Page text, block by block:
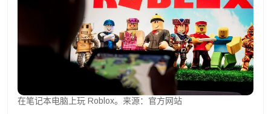
在笔记本电脑上玩 Roblox。来源：官方网站